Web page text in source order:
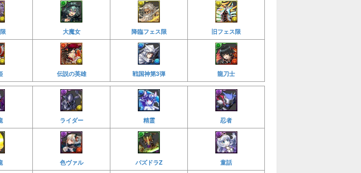
大魔女 降臨フェス限 旧フェス限
伝説の英雄 戦国神第3弾 龍刀士
ライダー 精霊 忍者
色ヴァル パズドラZ 童話